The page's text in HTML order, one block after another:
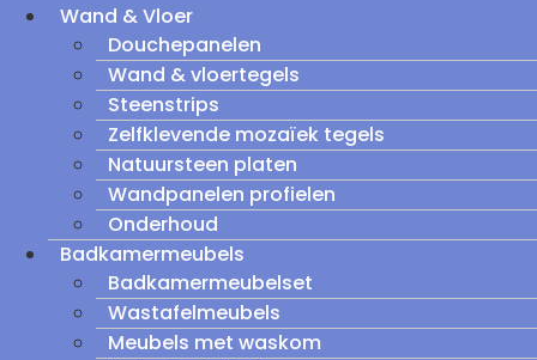
Wand & Vloer
Douchepanelen
Wand & vloertegels
Steenstrips
Zelfklevende mozaïek tegels
Natuursteen platen
Wandpanelen profielen
Onderhoud
Badkamermeubels
Badkamermeubelset
Wastafelmeubels
Meubels met waskom